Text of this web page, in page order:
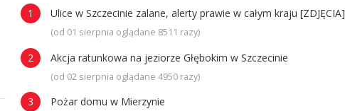
Ulice w Szczecinie zalane, alerty prawie w całym kraju [ZDJĘCIA]
(od 01 sierpnia oglądane 8511 razy)
Akcja ratunkowa na jeziorze Głębokim w Szczecinie
(od 02 sierpnia oglądane 4950 razy)
Pożar domu w Mierzynie